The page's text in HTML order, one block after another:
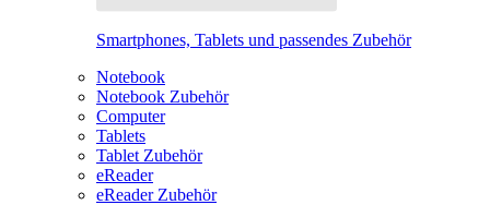
Smartphones, Tablets und passendes Zubehör
Notebook
Notebook Zubehör
Computer
Tablets
Tablet Zubehör
eReader
eReader Zubehör